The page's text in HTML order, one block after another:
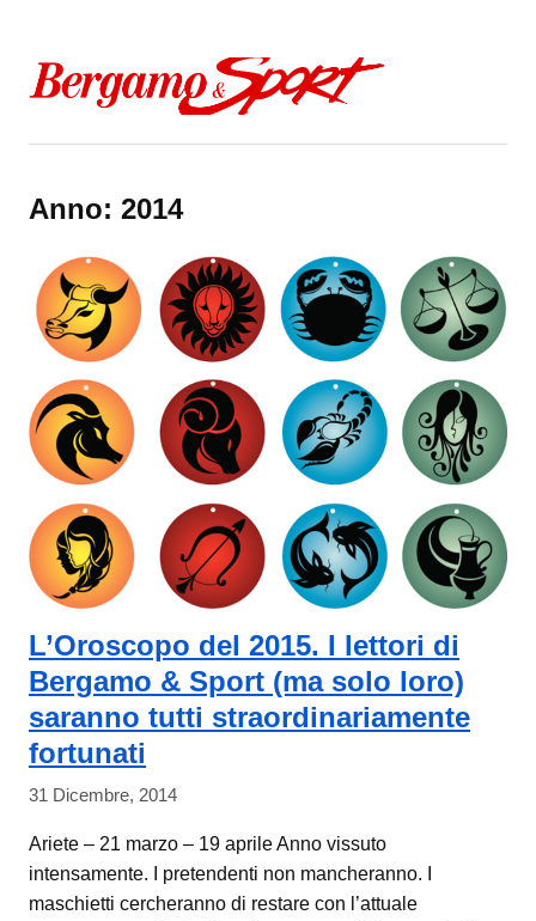
Anno: 2014
L’Oroscopo del 2015. I lettori di
Bergamo & Sport (ma solo loro)
saranno tutti straordinariamente
fortunati
31 Dicembre, 2014
Ariete – 21 marzo – 19 aprile Anno vissuto
intensamente. I pretendenti non mancheranno. I
maschietti cercheranno di restare con l’attuale